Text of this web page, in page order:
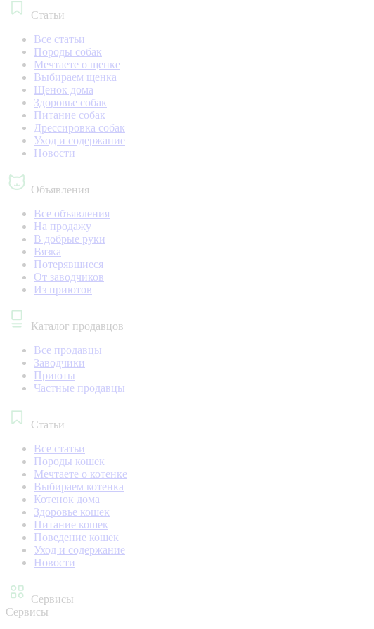
Статьи
Все статьи
Породы собак
Мечтаете о щенке
Выбираем щенка
Щенок дома
Здоровье собак
Питание собак
Дрессировка собак
Уход и содержание
Новости
Объявления
Все объявления
На продажу
В добрые руки
Вязка
Потерявшиеся
От заводчиков
Из приютов
Каталог продавцов
Все продавцы
Заводчики
Приюты
Частные продавцы
Статьи
Все статьи
Породы кошек
Мечтаете о котенке
Выбираем котенка
Котенок дома
Здоровье кошек
Питание кошек
Поведение кошек
Уход и содержание
Новости
Сервисы
Сервисы